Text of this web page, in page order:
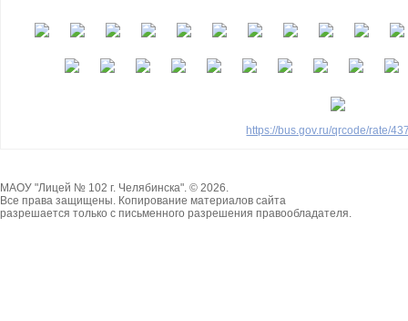
https://bus.gov.ru/qrcode/rate/
МАОУ "Лицей № 102 г. Челябинска". © 2026.
Все права защищены. Копирование материалов сайта
разрешается только с письменного разрешения правообладателя.